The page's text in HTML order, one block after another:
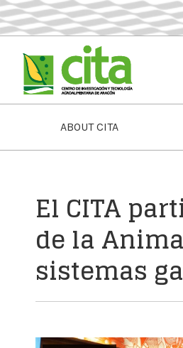
ABOUT CITA
El CITA
de la
sistemas